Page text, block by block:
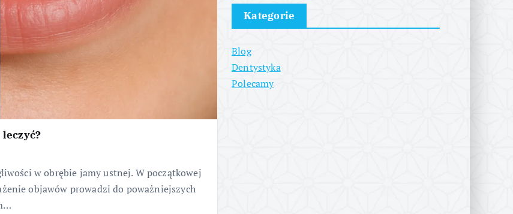
w obrębie jamy ustnej. W początkowej
objawów prowadzi do poważniejszych
Kategorie
Blog
Dentystyka
Polecamy